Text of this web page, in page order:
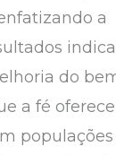
a
do
a fé
populações